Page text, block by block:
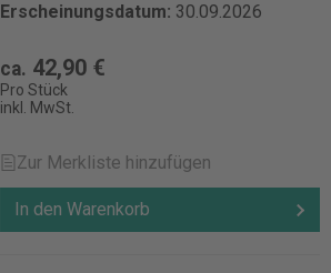
Erscheinungsdatum: 30.09.2026
ca. 42,90 €
Pro Stück
inkl. MwSt.
Zur Merkliste hinzufügen
In den Warenkorb